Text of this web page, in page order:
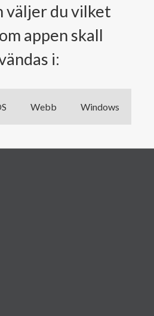
väljer du vilket
appen skall
i:
Webb Windows